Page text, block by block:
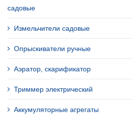
садовые
Измельчители садовые
Опрыскиватели ручные
Аэратор, скарификатор
Триммер электрический
Аккумуляторные агрегаты